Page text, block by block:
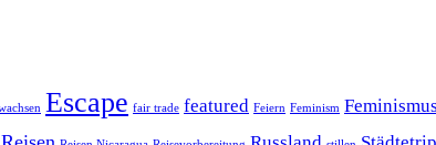
Escape fair trade featured Feiern Feminism Feminismus